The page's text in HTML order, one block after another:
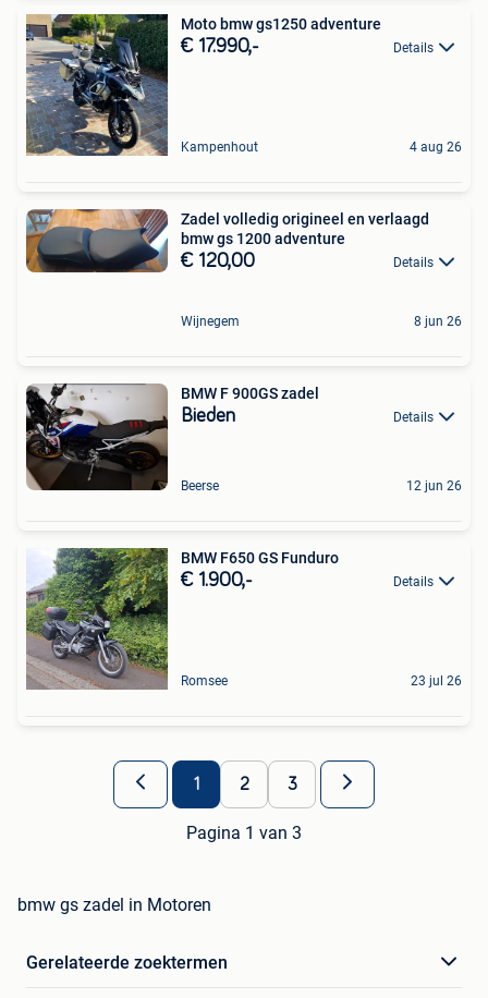
Moto bmw gs1250 adventure
€ 17.990,- Details
Kampenhout 4 aug 26
Zadel volledig origineel en verlaagd
bmw gs 1200 adventure
€ 120,00 Details
Wijnegem 8 jun 26
BMW F 900GS zadel
Bieden Details
Beerse 12 jun 26
BMW F650 GS Funduro
€ 1.900,- Details
Romsee 23 jul 26
1 2 3
Pagina 1 van 3
bmw gs zadel in Motoren
Gerelateerde zoektermen